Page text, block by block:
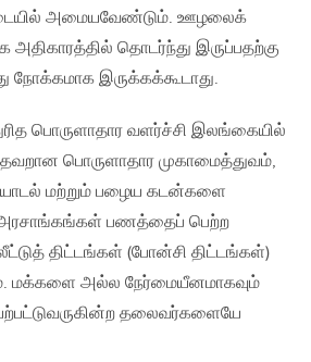
அமையவேண்டும். ஊழலைக்
அதிகாரத்தில் தொடர்ந்து இருப்பதற்கு
நோக்கமாக இருக்கக்கூடாது.
பொருளாதார வளர்ச்சி இலங்கையில்
பொருளாதார முகாமைத்துவம்,
மற்றும் பழைய கடன்களை
அரசாங்கங்கள் பணத்தைப் பெற்ற
திட்டங்கள் (போன்சி திட்டங்கள்)
மக்களை அல்ல நேர்மையீனமாகவும்
தலைவர்களையே